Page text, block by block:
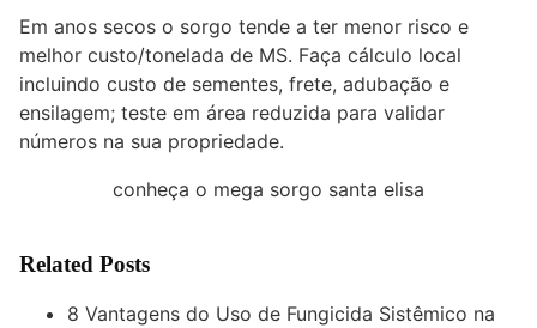
Em anos secos o sorgo tende a ter menor risco e
melhor custo/tonelada de MS. Faça cálculo local
incluindo custo de sementes, frete, adubação e
ensilagem; teste em área reduzida para validar
números na sua propriedade.
conheça o mega sorgo santa elisa
Related Posts
8 Vantagens do Uso de Fungicida Sistêmico na